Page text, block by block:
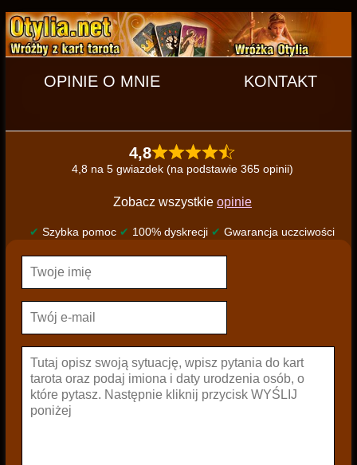
OPINIE O MNIE KONTAKT
4,8
4,8 na 5 gwiazdek (na podstawie 365 opinii)
Zobacz wszystkie opinie
✔ Szybka pomoc ✔ 100% dyskrecji ✔ Gwarancja uczciwości